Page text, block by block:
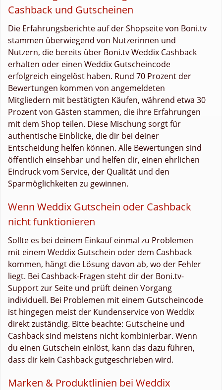
Cashback und Gutscheinen
Die Erfahrungsberichte auf der Shopseite von Boni.tv
stammen überwiegend von Nutzerinnen und
Nutzern, die bereits über Boni.tv Weddix Cashback
erhalten oder einen Weddix Gutscheincode
erfolgreich eingelöst haben. Rund 70 Prozent der
Bewertungen kommen von angemeldeten
Mitgliedern mit bestätigten Käufen, während etwa 30
Prozent von Gästen stammen, die ihre Erfahrungen
mit dem Shop teilen. Diese Mischung sorgt für
authentische Einblicke, die dir bei deiner
Entscheidung helfen können. Alle Bewertungen sind
öffentlich einsehbar und helfen dir, einen ehrlichen
Eindruck vom Service, der Qualität und den
Sparmöglichkeiten zu gewinnen.
Wenn Weddix Gutschein oder Cashback
nicht funktionieren
Sollte es bei deinem Einkauf einmal zu Problemen
mit einem Weddix Gutschein oder dem Cashback
kommen, hängt die Lösung davon ab, wo der Fehler
liegt. Bei Cashback-Fragen steht dir der Boni.tv-
Support zur Seite und prüft deinen Vorgang
individuell. Bei Problemen mit einem Gutscheincode
ist hingegen meist der Kundenservice von Weddix
direkt zuständig. Bitte beachte: Gutscheine und
Cashback sind meistens nicht kombinierbar. Wenn
du einen Gutschein einlöst, kann das dazu führen,
dass dir kein Cashback gutgeschrieben wird.
Marken & Produktlinien bei Weddix